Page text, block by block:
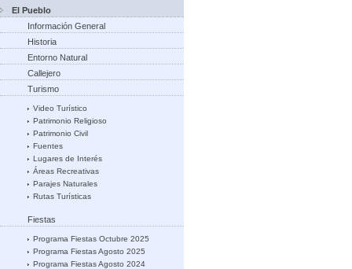
El Pueblo
Información General
Historia
Entorno Natural
Callejero
Turismo
Video Turístico
Patrimonio Religioso
Patrimonio Civil
Fuentes
Lugares de Interés
Áreas Recreativas
Parajes Naturales
Rutas Turísticas
Fiestas
Programa Fiestas Octubre 2025
Programa Fiestas Agosto 2025
Programa Fiestas Agosto 2024